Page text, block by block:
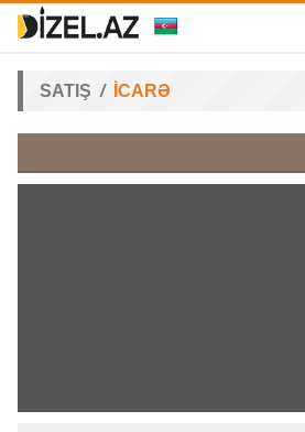
SATIŞ İCARƏ